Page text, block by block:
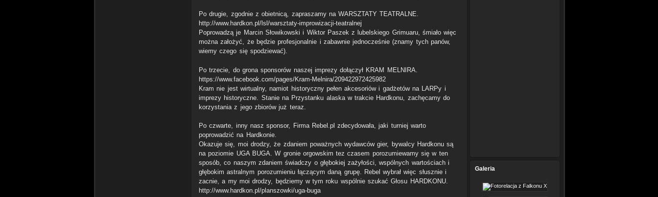
Po drugie, zgodnie z obietnicą, zapraszamy na WARSZTATY TEATRALNE.
http://www.hardkon.pl/lsl/warsztaty-improwizacji-teatralnej
Poprowadzą je Marcin Słowikowski i Wiktor Paszek z lubelskiego Grimuaru, śmiało więc
można założyć, że będzie profesjonalnie i zabawnie jednocześnie (znamy tych panów,
wiemy czego się spodziewać).
Po trzecie, do grona sponsorów naszej imprezy dołączył KRAM MELNIRA.
https://www.facebook.com/pages/Kram-Melnira/209422972425982
Kram nie jest wirtualny, namiot historyczny pełen akcesoriów i gadżetów na LARPy i
imprezy historyczne. Stanie na Przystanku alaska w trakcie Hardkonu, zachęcamy do
korzystania z jego zbiorów już teraz.
Po czwarte, inny nasz sponsor, Firma Rebel.pl zdecydowała, jaki turniej warto
poprowadzić na Hardkonie.
Okazuje się, moi drodzy, że zdaniem poważnych wydawców gier, bywalcy Hardkonu są
na poziomie UGA BUGA. W gronie orgowskim tez czasem porozumiewamy się w ten
sposób, co naszym zdaniem świadczy o głębokiej zażyłości, wspólnych wartościach i
głębokim astralnym porozumieniu łączącym daną grupę. Rebel wybrał więc słusznie i
zacnie, a my moi drodzy, będziemy w tym roku wspólnie szukać Głosu HARDKONU.
http://www.hardkon.pl/planszowki/uga-buga
Galeria